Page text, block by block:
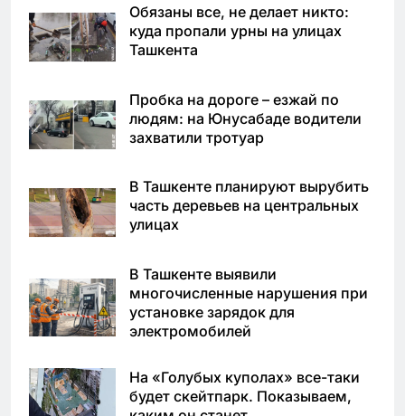
Обязаны все, не делает никто:
куда пропали урны на улицах
Ташкента
Пробка на дороге – езжай по
людям: на Юнусабаде водители
захватили тротуар
В Ташкенте планируют вырубить
часть деревьев на центральных
улицах
В Ташкенте выявили
многочисленные нарушения при
установке зарядок для
электромобилей
На «Голубых куполах» все-таки
будет скейтпарк. Показываем,